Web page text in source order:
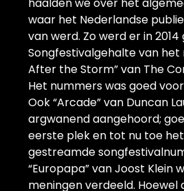
waar het Nederlandse
van werd. Zo werd er in
Songfestivalgehalte van het
After the Storm” van The
Het nummers was goed
Ook “Arcade” van Duncan
argwanend aangehoord;
eerste plek en tot nu toe
gestreamde
“Europapa” van Joost Klein
meningen verdeeld.